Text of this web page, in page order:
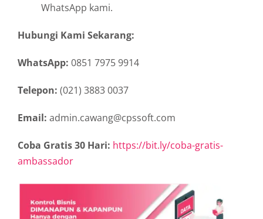
WhatsApp kami.
Hubungi Kami Sekarang:
WhatsApp: 0851 7975 9914
Telepon: (021) 3883 0037
Email: admin.cawang@cpssoft.com
Coba Gratis 30 Hari: https://bit.ly/coba-gratis-
ambassador